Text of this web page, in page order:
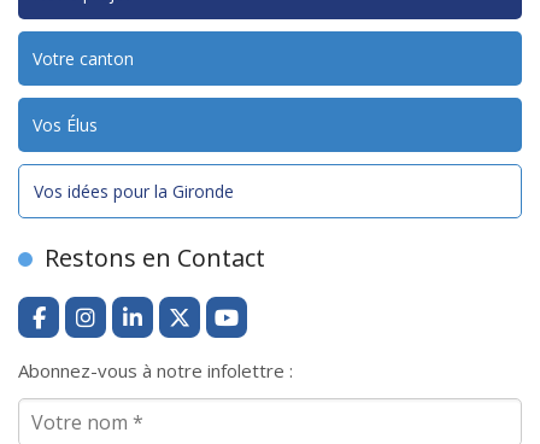
Votre canton
Vos Élus
Vos idées pour la Gironde
Restons en Contact
Abonnez-vous à notre infolettre :